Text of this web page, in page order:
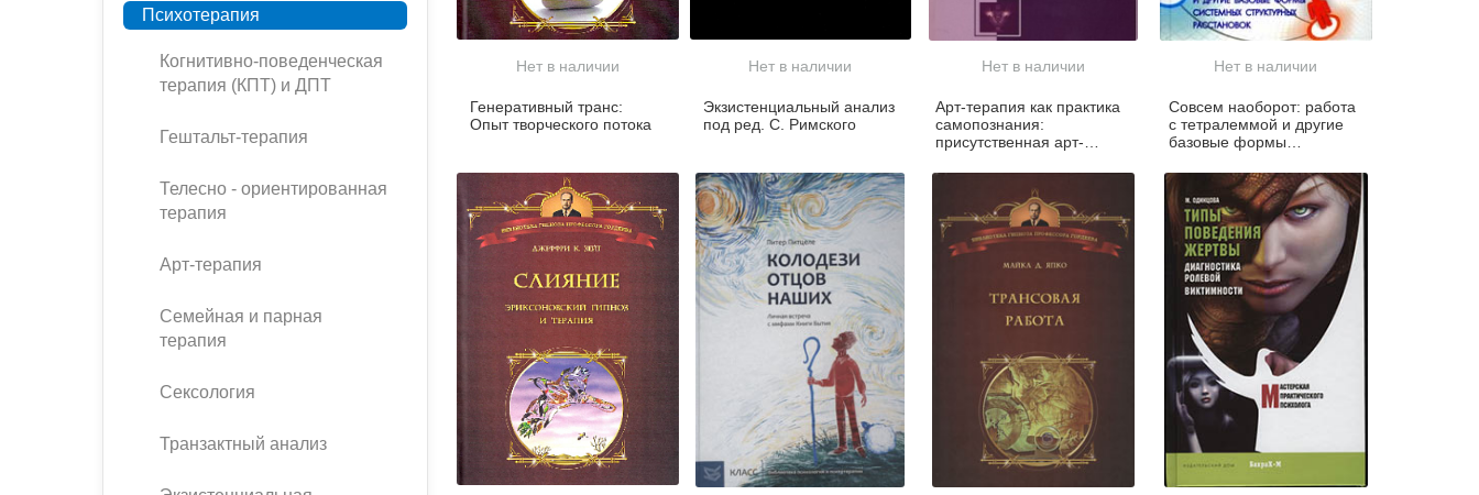
панические атаки
Сказкотерапия
Другие направления
психотерапии
Классический, эриксоновский
Психология развития
организационная психология
Учебная литература
Нет в наличии
Генеративный транс:
Опыт творческого потока
Нет в наличии
Экзистенциальный анализ
под ред. С. Римского
Нет в наличии
Арт-терапия как практика
самопознания:
присутственная арт-
Нет в наличии
Совсем наоборот: работа
с тетралеммой и другие
базовые формы
расстановок
Психотерапия
Когнитивно-поведенческая
терапия (КПТ) и ДПТ
Гештальт-терапия
Телесно - ориентированная
терапия
Арт-терапия
Семейная и парная
терапия
Сексология
Транзактный анализ